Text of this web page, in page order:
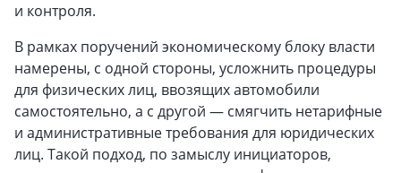
и контроля.
В рамках поручений экономическому блоку власти
намерены, с одной стороны, усложнить процедуры
для физических лиц, ввозящих автомобили
самостоятельно, а с другой — смягчить нетарифные
и административные требования для юридических
лиц. Такой подход, по замыслу инициаторов,